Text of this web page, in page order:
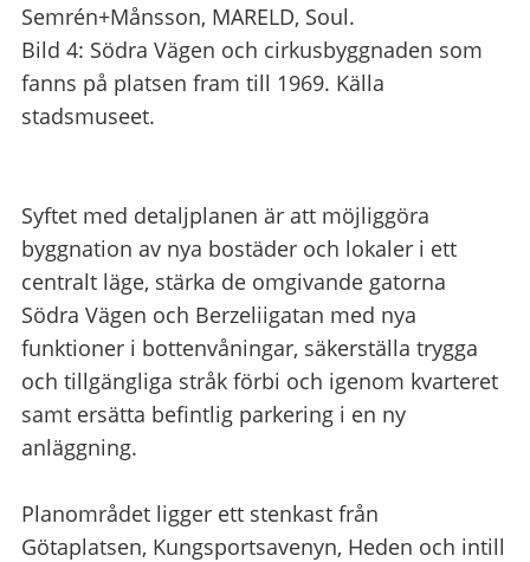
Semrén+Månsson, MARELD, Soul.
Bild 4: Södra Vägen och cirkusbyggnaden som
fanns på platsen fram till 1969. Källa
stadsmuseet.
Syftet med detaljplanen är att möjliggöra
byggnation av nya bostäder och lokaler i ett
centralt läge, stärka de omgivande gatorna
Södra Vägen och Berzeliigatan med nya
funktioner i bottenvåningar, säkerställa trygga
och tillgängliga stråk förbi och igenom kvarteret
samt ersätta befintlig parkering i en ny
anläggning.
Planområdet ligger ett stenkast från
Götaplatsen, Kungsportsavenyn, Heden och intill